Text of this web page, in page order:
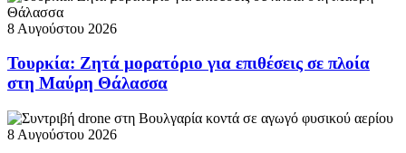
8 Αυγούστου 2026
Τουρκία: Ζητά μορατόριο για επιθέσεις σε πλοία
στη Μαύρη Θάλασσα
8 Αυγούστου 2026